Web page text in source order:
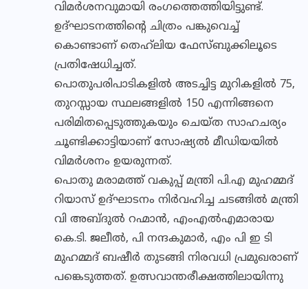
വിമര്‍ശനവുമായി രംഗത്തെത്തിയിട്ടുണ്ട്.
ഉദ്ഘാടനത്തിന്റെ ചിത്രം പങ്കുവെച്ച്
കൊണ്ടാണ് തെഹ്‌ലിയ ഫേസ്ബുക്കിലൂടെ
പ്രതിഷേധിച്ചത്.
പൊതുപരിപാടികളില്‍ അടച്ചിട്ട മുറികളില്‍ 75,
തുറസ്സായ സ്ഥലങ്ങളില്‍ 150 എന്നിങ്ങനെ
പരിമിതപ്പെടുത്തുകയും ചെയ്ത സാഹചര്യം
ചൂണ്ടിക്കാട്ടിയാണ് സോഷ്യല്‍ മീഡിയയില്‍
വിമര്‍ശനം ഉയരുന്നത്.
പൊതു മരാമത്ത് വകുപ്പ് മന്ത്രി പി.എ മുഹമ്മദ്
റിയാസ് ഉദ്ഘാടനം നിർവഹിച്ച ചടങ്ങിൽ മന്ത്രി
വി അബ്ദുൽ റഹ്മാൻ, എംഎൽഎമാരായ
കെ.ടി. ജലീൽ, പി നന്ദകുമാർ, എം പി ഇ ടി
മുഹമ്മദ് ബഷീർ തുടങ്ങി നിരവധി പ്രമുഖരാണ്
പങ്കെടുത്തത്. ഉത്സവാന്തരീക്ഷത്തിലായിന്നു